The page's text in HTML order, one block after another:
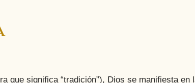
significa “tradición”), Dios se manifiesta en